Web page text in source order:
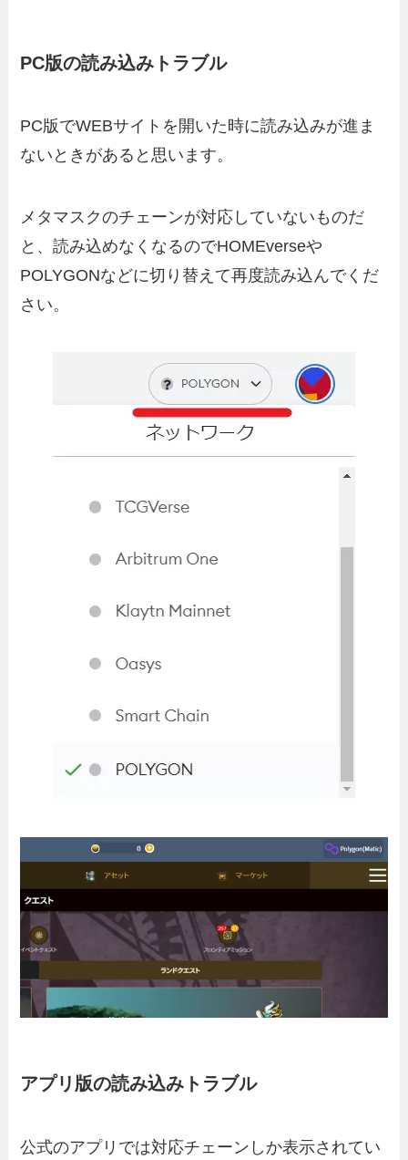
PC版の読み込みトラブル
PC版でWEBサイトを開いた時に読み込みが進ま
ないときがあると思います。
メタマスクのチェーンが対応していないものだ
と、読み込めなくなるのでHOMEverseや
POLYGONなどに切り替えて再度読み込んでくだ
さい。
アプリ版の読み込みトラブル
公式のアプリでは対応チェーンしか表示されてい